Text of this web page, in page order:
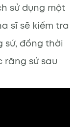
sử dụng một
sĩ sẽ kiểm tra
đồng thời
sứ sau